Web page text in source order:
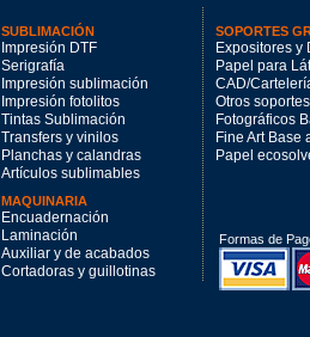
SUBLIMACIÓN
Impresión DTF
Serigrafía
Impresión sublimación
Impresión fotolitos
Tintas Sublimación
Transfers y vinilos
Planchas y calandras
Artículos sublimables
MAQUINARIA
Encuadernación
Laminación
Auxiliar y de acabados
Cortadoras y guillotinas
SOPORTES
Expositores y
Papel para
CAD/
Otros soportes
Fotográficos
Fine Art Base
Papel
Formas de